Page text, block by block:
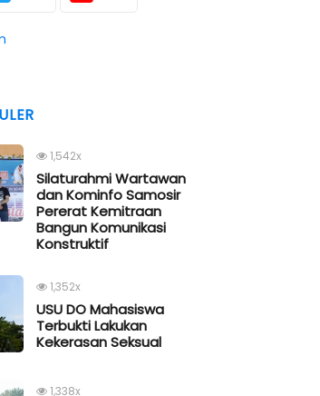
1,542x
Silaturahmi Wartawan
dan Kominfo Samosir
Pererat Kemitraan
Bangun Komunikasi
Konstruktif
1,352x
USU DO Mahasiswa
Terbukti Lakukan
Kekerasan Seksual
1,338x